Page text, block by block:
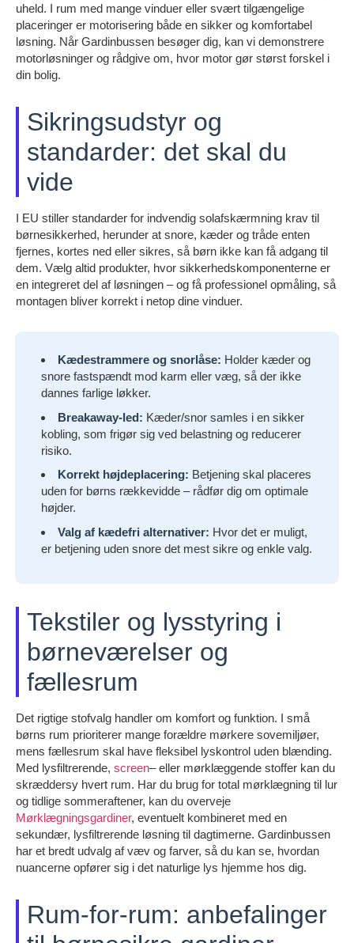
uheld. I rum med mange vinduer eller svært tilgængelige
placeringer er motorisering både en sikker og komfortabel
løsning. Når Gardinbussen besøger dig, kan vi demonstrere
motorløsninger og rådgive om, hvor motor gør størst forskel i
din bolig.
Sikringsudstyr og
standarder: det skal du
vide
I EU stiller standarder for indvendig solafskærmning krav til
børnesikkerhed, herunder at snore, kæder og tråde enten
fjernes, kortes ned eller sikres, så børn ikke kan få adgang til
dem. Vælg altid produkter, hvor sikkerhedskomponenterne er
en integreret del af løsningen – og få professionel opmåling, så
montagen bliver korrekt i netop dine vinduer.
Kædestrammere og snorlåse: Holder kæder og
snore fastspændt mod karm eller væg, så der ikke
dannes farlige løkker.
Breakaway-led: Kæder/snor samles i en sikker
kobling, som frigør sig ved belastning og reducerer
risiko.
Korrekt højdeplacering: Betjening skal placeres
uden for børns rækkevidde – rådfør dig om optimale
højder.
Valg af kædefri alternativer: Hvor det er muligt,
er betjening uden snore det mest sikre og enkle valg.
Tekstiler og lysstyring i
børneværelser og
fællesrum
Det rigtige stofvalg handler om komfort og funktion. I små
børns rum prioriterer mange forældre mørkere sovemiljøer,
mens fællesrum skal have fleksibel lyskontrol uden blænding.
Med lysfiltrerende, screen– eller mørklæggende stoffer kan du
skræddersy hvert rum. Har du brug for total mørklægning til lur
og tidlige sommeraftener, kan du overveje
Mørklægningsgardiner, eventuelt kombineret med en
sekundær, lysfiltrerende løsning til dagtimerne. Gardinbussen
har et bredt udvalg af væv og farver, så du kan se, hvordan
nuancerne opfører sig i det naturlige lys hjemme hos dig.
Rum-for-rum: anbefalinger